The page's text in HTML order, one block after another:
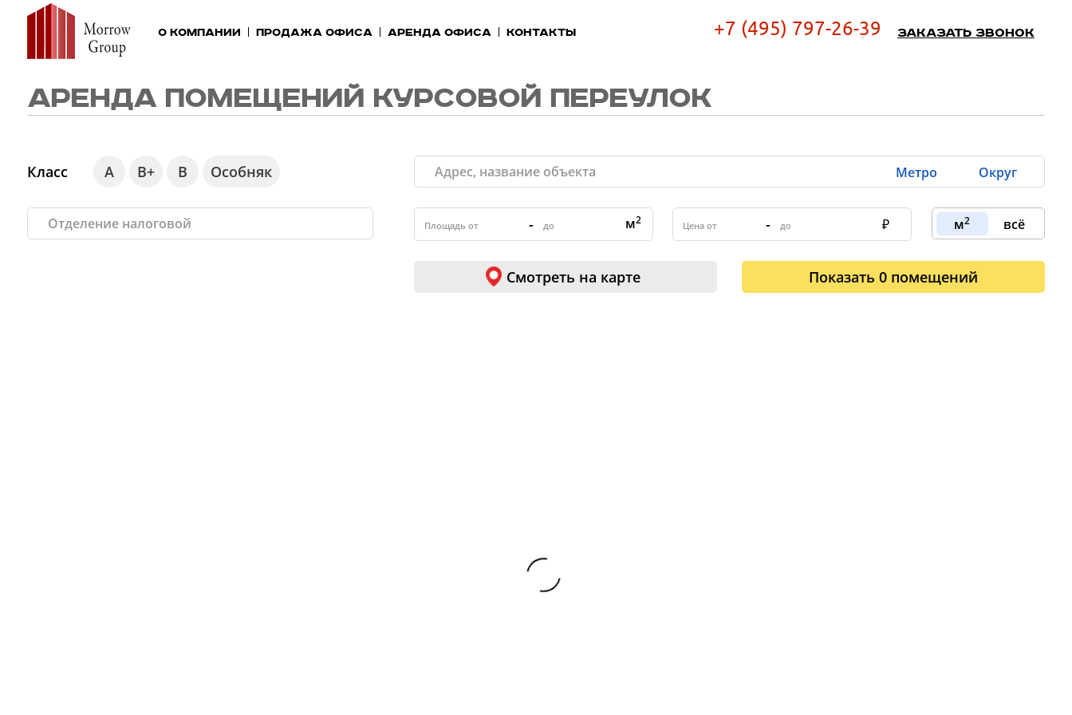
О компании Продажа офиса Аренда офиса Контакты +7 (495) 797-26-39 Заказать звонок
АРЕНДА ПОМЕЩЕНИЙ КУРСОВОЙ ПЕРЕУЛОК
Класс А В+ В Особняк Метро Округ
- м2 - м2 всё
Смотреть на карте Показать0 помещений